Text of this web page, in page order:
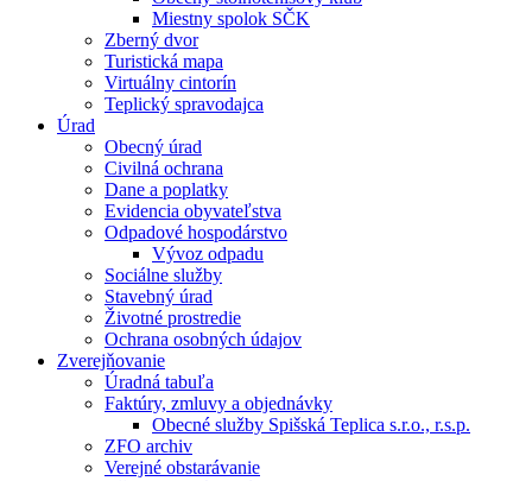
Miestny spolok SČK
Zberný dvor
Turistická mapa
Virtuálny cintorín
Teplický spravodajca
Úrad
Obecný úrad
Civilná ochrana
Dane a poplatky
Evidencia obyvateľstva
Odpadové hospodárstvo
Vývoz odpadu
Sociálne služby
Stavebný úrad
Životné prostredie
Ochrana osobných údajov
Zverejňovanie
Úradná tabuľa
Faktúry, zmluvy a objednávky
Obecné služby Spišská Teplica s.r.o., r.s.p.
ZFO archiv
Verejné obstarávanie